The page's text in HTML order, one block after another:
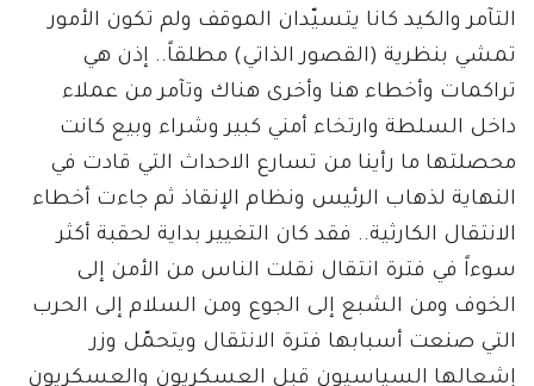
التآمر والكيد كانا يتسيّدان الموقف ولم تكون الأمور
تمشي بنظرية (القصور الذاتي) مطلقاً.. إذن هي
تراكمات وأخطاء هنا وأخرى هناك وتآمر من عملاء
داخل السلطة وارتخاء أمني كبير وشراء وبيع كانت
محصلتها ما رأينا من تسارع الاحداث التي قادت في
النهاية لذهاب الرئيس ونظام الإنقاذ ثم جاءت أخطاء
الانتقال الكارثية.. فقد كان التغيير بداية لحقبة أكثر
سوءاً في فترة انتقال نقلت الناس من الأمن إلى
الخوف ومن الشبع إلى الجوع ومن السلام إلى الحرب
التي صنعت أسبابها فترة الانتقال ويتحمّل وزر
إشعالها السياسيون قبل العسكريون والعسكريون